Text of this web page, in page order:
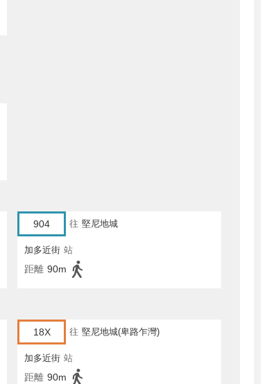
904 往 堅尼地城
加多近街 站
距離 90m
18X 往 堅尼地城(卑路乍灣)
加多近街 站
距離 90m